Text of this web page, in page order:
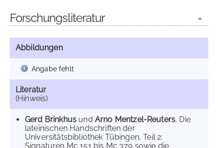
Forschungsliteratur
Abbildungen
Angabe fehlt
Literatur
(Hinweis)
Gerd Brinkhus und Arno Mentzel-Reuters, Die
lateinischen Handschriften der
Universitätsbibliothek Tübingen, Teil 2:
Signaturen Mc 151 bis Mc 379 sowie die